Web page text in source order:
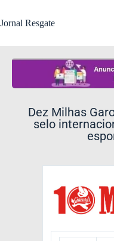
Jornal Resgate
Dez Milhas
selo